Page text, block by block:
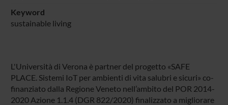
Keyword
sustainable living
L'Università di Verona è partner del progetto «SAFE
PLACE. Sistemi IoT per ambienti di vita salubri e sicuri» co-
finanziato dalla Regione Veneto nell’ambito del POR 2014-
2020 Azione 1.1.4 (DGR 822/2020) finalizzato a migliorare